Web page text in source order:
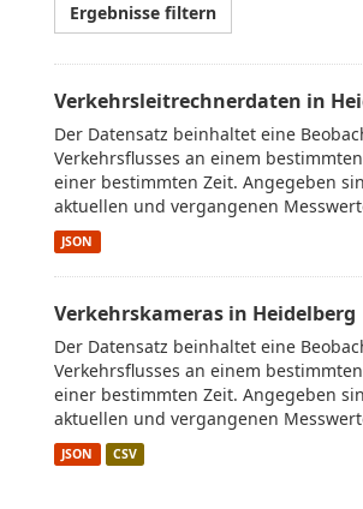
Ergebnisse filtern
Verkehrsleitrechnerdaten in
Der Datensatz beinhaltet eine
Verkehrsflusses an einem
einer bestimmten Zeit. Angegeben
aktuellen und vergangenen
JSON
Verkehrskameras in Heidelberg
Der Datensatz beinhaltet eine
Verkehrsflusses an einem
einer bestimmten Zeit. Angegeben
aktuellen und vergangenen
JSON CSV